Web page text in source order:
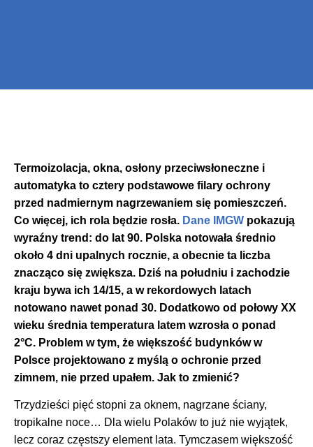
Termoizolacja, okna, osłony przeciwsłoneczne i
automatyka to cztery podstawowe filary ochrony
przed nadmiernym nagrzewaniem się pomieszczeń.
Co więcej, ich rola będzie rosła. Dane IMGW pokazują
wyraźny trend: do lat 90. Polska notowała średnio
około 4 dni upalnych rocznie, a obecnie ta liczba
znacząco się zwiększa. Dziś na południu i zachodzie
kraju bywa ich 14/15, a w rekordowych latach
notowano nawet ponad 30. Dodatkowo od połowy XX
wieku średnia temperatura latem wzrosła o ponad
2°C. Problem w tym, że większość budynków w
Polsce projektowano z myślą o ochronie przed
zimnem, nie przed upałem. Jak to zmienić?
Trzydzieści pięć stopni za oknem, nagrzane ściany,
tropikalne noce… Dla wielu Polaków to już nie wyjątek,
lecz coraz częstszy element lata. Tymczasem większość